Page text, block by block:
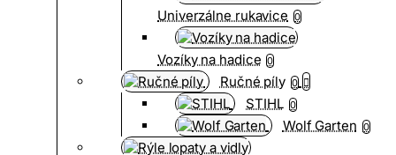
Univerzálne rukavice 0
Vozíky na hadice 0
Ručné píly 0
STIHL 0
Wolf Garten 0